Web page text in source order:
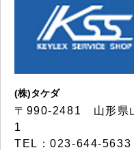
(株)タケダ
〒990-2481 山形県
1
TEL：023-644-